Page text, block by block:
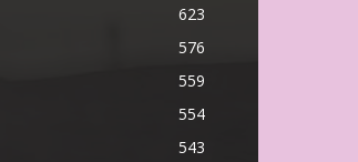
623
576
559
554
543